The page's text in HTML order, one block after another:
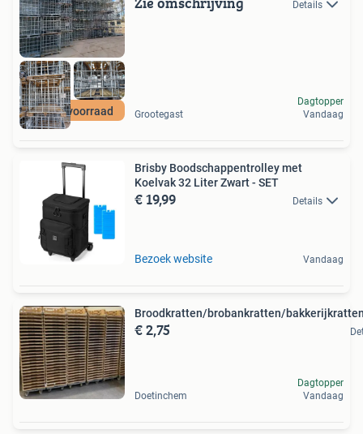
Ruime voorraad
Details
Grootegast
Dagtopper
Vandaag
Brisby Boodschappentrolley met
Koelvak 32 Liter Zwart - SET
€ 19,99 Details
Bezoek website Vandaag
Broodkratten/brobankratten/
€ 2,75
Doetinchem
Dagtopper
Vandaag